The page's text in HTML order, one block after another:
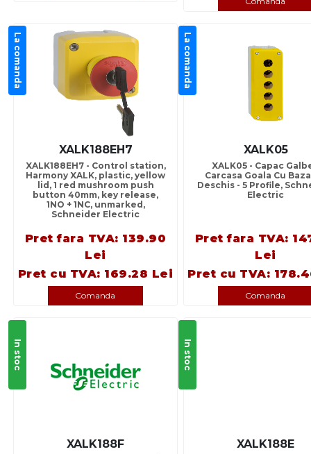
La comanda
XALK188EH7
XALK188EH7 - Control station,
Harmony XALK, plastic, yellow
lid, 1 red mushroom push
button 40mm, key release,
1NO + 1NC, unmarked,
Schneider Electric
Pret fara TVA: 139.90
Lei
Pret cu TVA: 169.28 Lei
Comanda
La comanda
XALK05
XALK05 - Capac
Carcasa Goala Cu
Deschis - 5 Profile,
Electric
Pret fara TVA:
Lei
Pret cu TVA:
Comanda
In stoc
XALK188F
In stoc
XALK188E